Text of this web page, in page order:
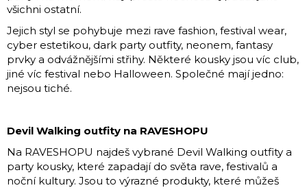
všichni ostatní.
Jejich styl se pohybuje mezi rave fashion, festival wear,
cyber estetikou, dark party outfity, neonem, fantasy
prvky a odvážnějšími střihy. Některé kousky jsou víc club,
jiné víc festival nebo Halloween. Společné mají jedno:
nejsou tiché.
Devil Walking outfity na RAVESHOPU
Na RAVESHOPU najdeš vybrané Devil Walking outfity a
party kousky, které zapadají do světa rave, festivalů a
noční kultury. Jsou to výrazné produkty, které můžeš
j
e
m
e
|
349
Kč